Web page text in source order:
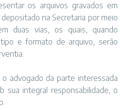
os arquivos gravados em
na Secretaria por meio
duas vias, os quais, quando
e formato de arquivo, serão
o advogado da parte interessada
sua integral responsabilidade, o